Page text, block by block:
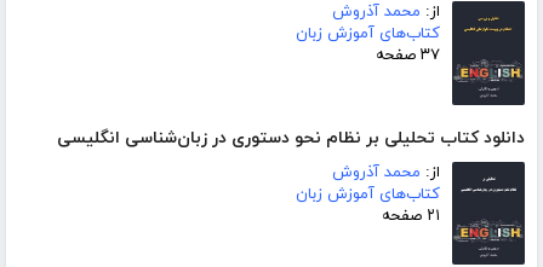
از: محمد آذروش
کتاب‌های آموزش زبان
۳۷ صفحه
دانلود کتاب تحلیلی بر نظام نحو دستوری در زبان‌شناسی انگلیسی
از: محمد آذروش
کتاب‌های آموزش زبان
۲۱ صفحه